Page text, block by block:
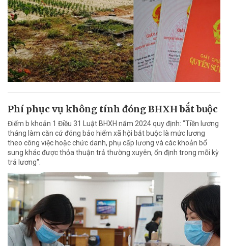
Phí phục vụ không tính đóng BHXH bắt buộc
Điểm b khoản 1 Điều 31 Luật BHXH năm 2024 quy định: "Tiền lương
tháng làm căn cứ đóng bảo hiểm xã hội bắt buộc là mức lương
theo công việc hoặc chức danh, phụ cấp lương và các khoản bổ
sung khác được thỏa thuận trả thường xuyên, ổn định trong mỗi kỳ
trả lương".